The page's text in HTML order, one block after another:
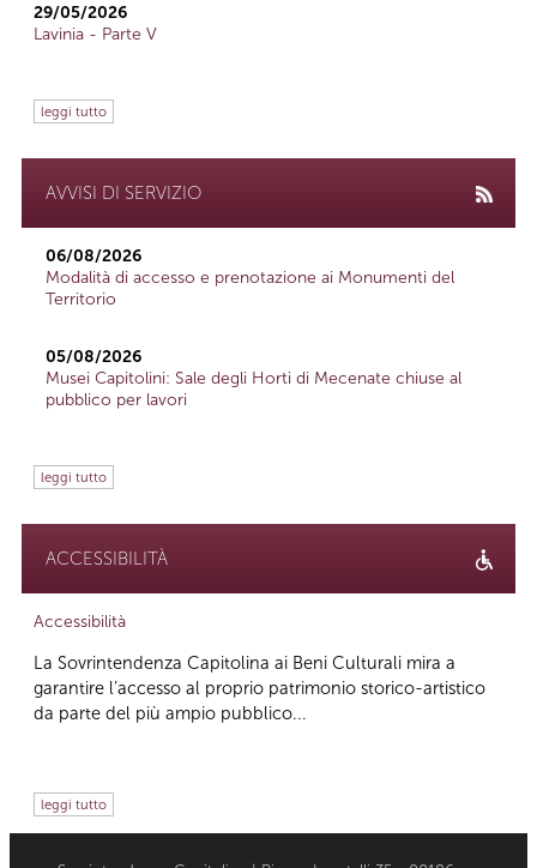
29/05/2026
Lavinia - Parte V
leggi tutto
AVVISI DI SERVIZIO
06/08/2026
Modalità di accesso e prenotazione ai Monumenti del
Territorio
05/08/2026
Musei Capitolini: Sale degli Horti di Mecenate chiuse al
pubblico per lavori
leggi tutto
ACCESSIBILITÀ
Accessibilità
La Sovrintendenza Capitolina ai Beni Culturali mira a
garantire l’accesso al proprio patrimonio storico-artistico
da parte del più ampio pubblico...
leggi tutto